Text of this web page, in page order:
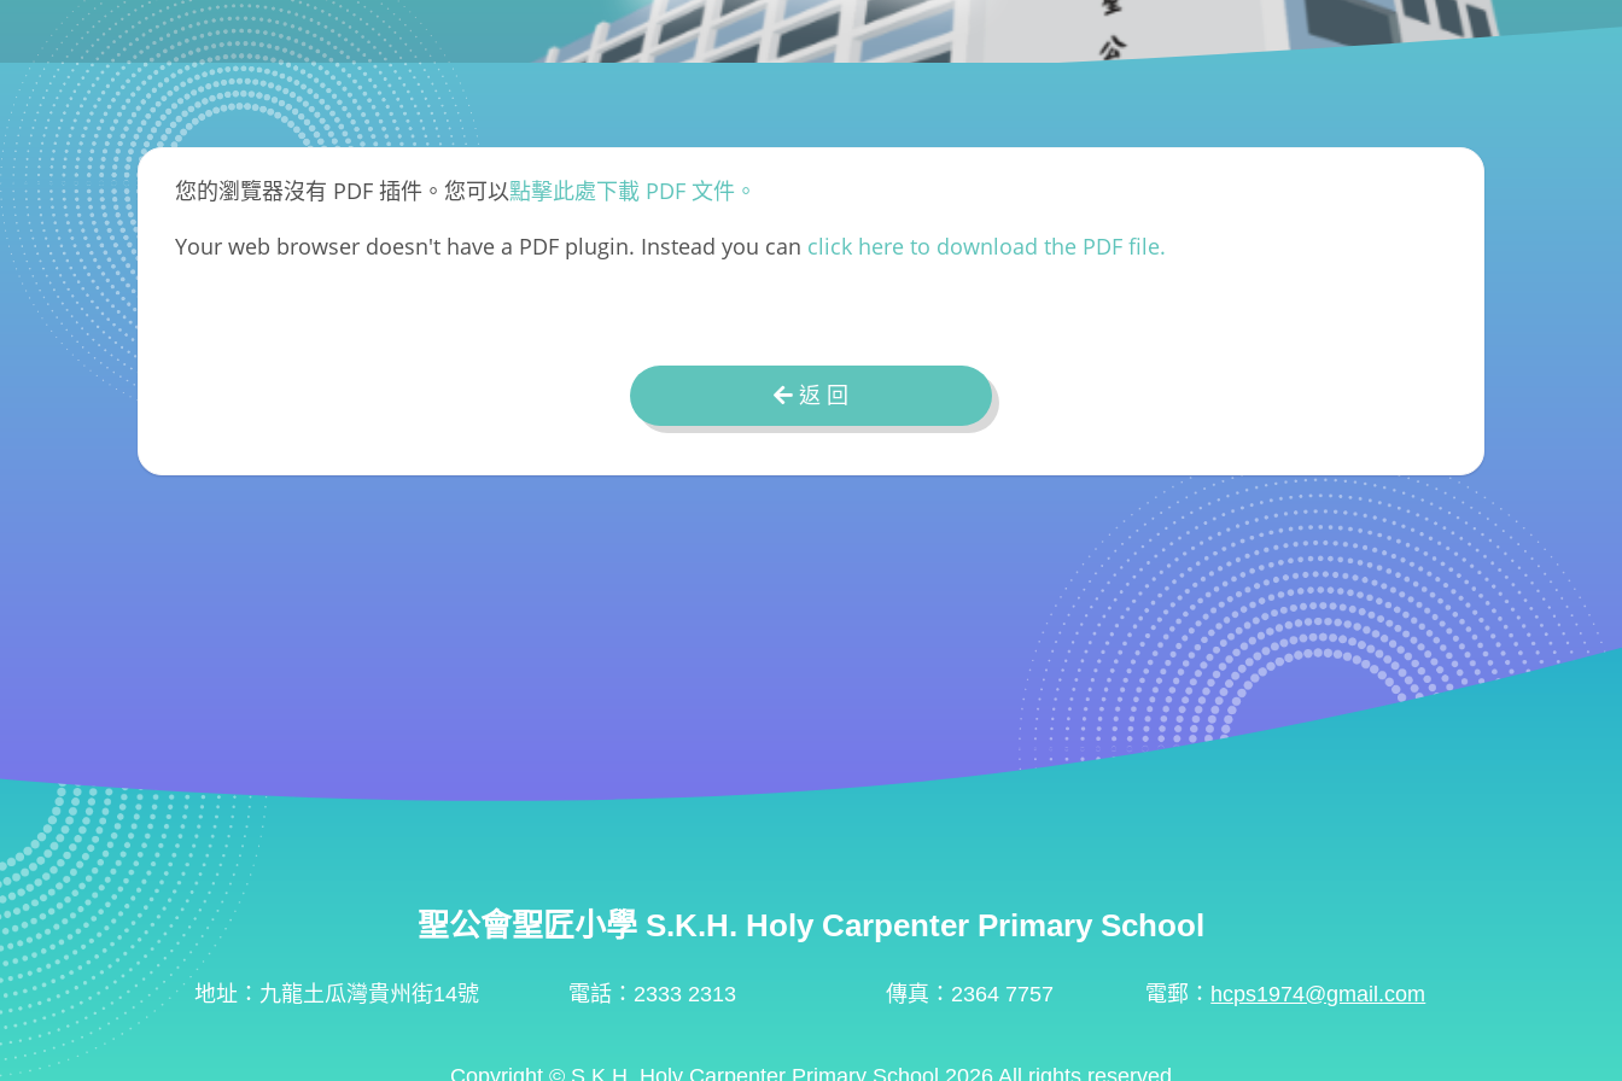
您的瀏覽器沒有 PDF 插件。您可以點擊此處下載 PDF 文件。
Your web browser doesn't have a PDF plugin. Instead you can click here to download the PDF file.
返 回
聖公會聖匠小學 S.K.H. Holy Carpenter Primary School
地址：九龍土瓜灣貴州街14號 電話：2333 2313 傳真：2364 7757 電郵： hcps1974@gmail.com
Copyright © S.K.H. Holy Carpenter Primary School 2026 All rights reserved